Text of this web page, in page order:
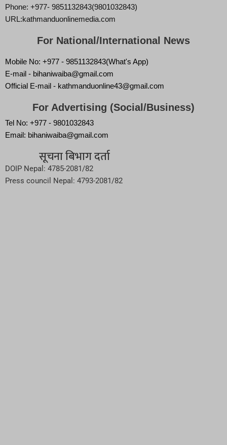
Phone: +977- 9851132843(9801032843)
URL:kathmanduonlinemedia.com
For National/International News
Mobile No: +977 - 9851132843(What's App)
E-mail - bihaniwaiba@gmail.com
Official E-mail - kathmanduonline43@gmail.com
For Advertising (Social/Business)
Tel No: +977 - 9801032843
Email: bihaniwaiba@gmail.com
सूचना बिभाग दर्ता
DOIP Nepal: 4785-2081/82
Press council Nepal: 4793-2081/82